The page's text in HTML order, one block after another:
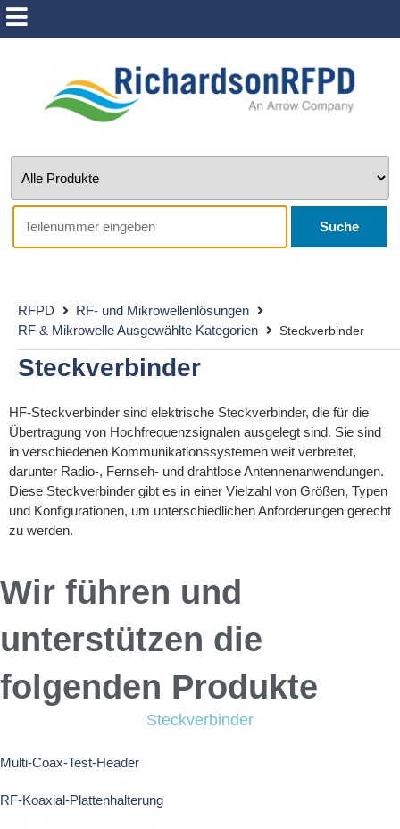
Suche
RFPD
RF- und Mikrowellenlösungen
RF & Mikrowelle Ausgewählte Kategorien
Steckverbinder
Steckverbinder
HF-Steckverbinder sind elektrische Steckverbinder, die für die
Übertragung von Hochfrequenzsignalen ausgelegt sind. Sie sind
in verschiedenen Kommunikationssystemen weit verbreitet,
darunter Radio-, Fernseh- und drahtlose Antennenanwendungen.
Diese Steckverbinder gibt es in einer Vielzahl von Größen, Typen
und Konfigurationen, um unterschiedlichen Anforderungen gerecht
zu werden.
Wir führen und
unterstützen die
folgenden Produkte
Steckverbinder
Multi-Coax-Test-Header
RF-Koaxial-Plattenhalterung